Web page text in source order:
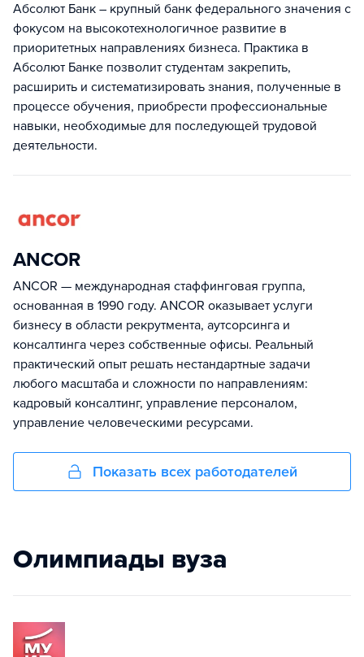
Абсолют Банк – крупный банк федерального значения с
фокусом на высокотехнологичное развитие в
приоритетных направлениях бизнеса. Практика в
Абсолют Банке позволит студентам закрепить,
расширить и систематизировать знания, полученные в
процессе обучения, приобрести профессиональные
навыки, необходимые для последующей трудовой
деятельности.
ANCOR
ANCOR — международная стаффинговая группа,
основанная в 1990 году. ANCOR оказывает услуги
бизнесу в области рекрутмента, аутсорсинга и
консалтинга через собственные офисы. Реальный
практический опыт решать нестандартные задачи
любого масштаба и сложности по направлениям:
кадровый консалтинг, управление персоналом,
управление человеческими ресурсами.
Показать всех работодателей
Олимпиады вуза